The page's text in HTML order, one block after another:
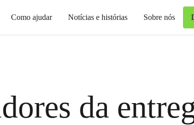
Como ajudar Notícias e histórias Sobre nós
da